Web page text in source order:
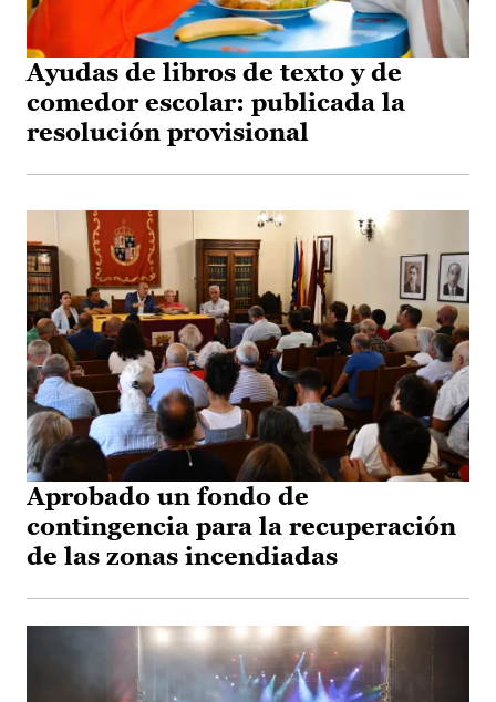
Ayudas de libros de texto y de
comedor escolar: publicada la
resolución provisional
Aprobado un fondo de
contingencia para la recuperación
de las zonas incendiadas